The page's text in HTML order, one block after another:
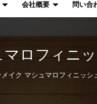
会社概要 問い合
ロフィニ
メイク マシュマロフィニッシ